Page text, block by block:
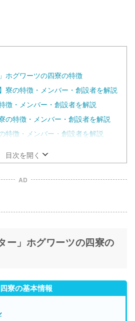
ホグワーツの四寮の特徴
寮の特徴・メンバー・創設者を解説
徴・メンバー・創設者を解説
の特徴・メンバー・創設者を解説
特徴・メンバー・創設者を解説
目次を開く
AD
ー」ホグワーツの四寮の
寮の基本情報